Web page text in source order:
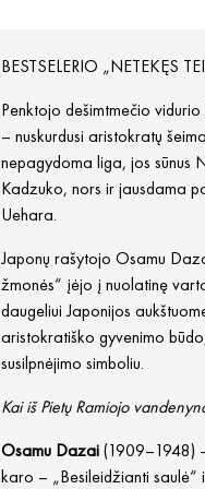
BESTSELERIO „NETEKĘS
Penktojo dešimtmečio
– nuskurdusi aristokratų
nepagydoma liga, jos sūnus
Kadzuko, nors ir jausdama
Uehara.
Japonų rašytojo Osamu
žmonės“ įėjo į nuolatinę
daugeliui Japonijos
aristokratiško gyvenimo
susilpnėjimo simboliu.
Kai iš Pietų Ramiojo
Osamu Dazai (1909–1948)
karo – „Besileidžianti